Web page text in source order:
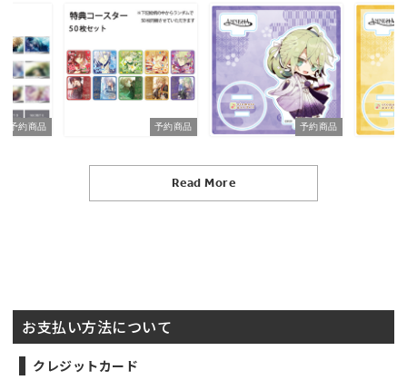
予約商品 予約商品 予約商品
Read More
お支払い方法について
クレジットカード